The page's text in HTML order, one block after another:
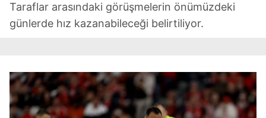
Taraflar arasındaki görüşmelerin önümüzdeki
günlerde hız kazanabileceği belirtiliyor.